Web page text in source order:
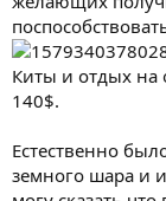
Киты и отдых на
140$.
Естественно
земного шара и